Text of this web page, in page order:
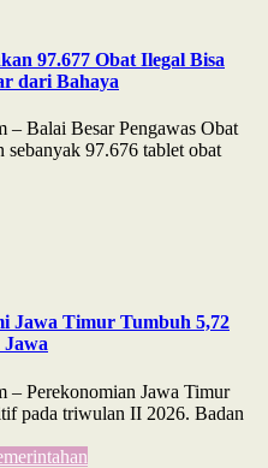
97.677 Obat Ilegal Bisa
dari Bahaya
– Balai Besar Pengawas Obat
sebanyak 97.676 tablet obat
Jawa Timur Tumbuh 5,72
Jawa
– Perekonomian Jawa Timur
pada triwulan II 2026. Badan